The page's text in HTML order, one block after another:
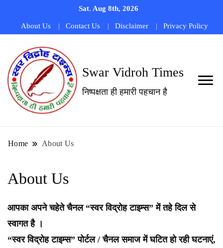
Sat. Aug 8th, 2026
About Us Contact Us Disclaimer Privacy Policy
Swar Vidroh Times
निष्पक्षता ही हमारी पहचान है
Home About Us
About Us
आपका अपने चहेते चैनल “स्वर विद्रोह टाइम्स” में तहे दिल से
स्वागत है ।
“स्वर विद्रोह टाइम्स” पोर्टल / चैनल समाज में घटित हो रही घटनाएं,